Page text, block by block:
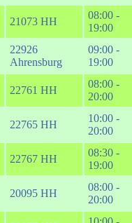
21073 HH
08:00 -
19:00
22926
Ahrensburg
09:00 -
19:00
22761 HH
08:00 -
20:00
22765 HH
10:00 -
20:00
22767 HH
08:30 -
19:00
20095 HH
08:00 -
20:00